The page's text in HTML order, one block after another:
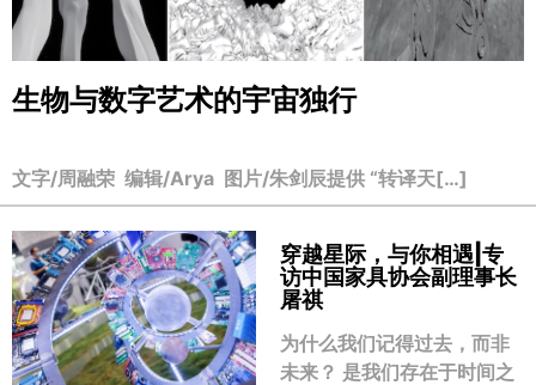
生物与数字艺术的宇宙独行
文字/周融荣 编辑/Arya 图片/朱剑辰提供 “转译天[…]
穿越星际，与你相遇|专
访中国家具协会副理事长
屠祺
为什么我们记得过去，而非
未来？ 是我们存在于时间之